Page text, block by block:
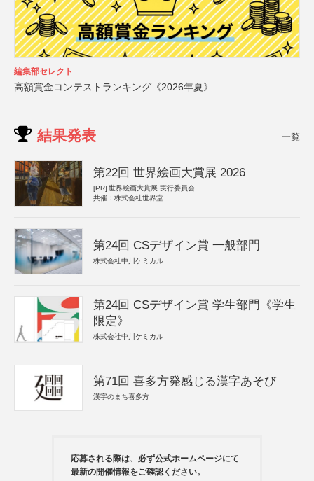
編集部セレクト
高額賞金コンテストランキング《2026年夏》
結果発表 一覧
第22回 世界絵画大賞展 2026
[PR] 世界絵画大賞展 実行委員会
共催：株式会社世界堂
第24回 CSデザイン賞 一般部門
株式会社中川ケミカル
第24回 CSデザイン賞 学生部門《学生
限定》
株式会社中川ケミカル
第71回 喜多方発感じる漢字あそび
漢字のまち喜多方
応募される際は、必ず公式ホームページにて
最新の開催情報をご確認ください。